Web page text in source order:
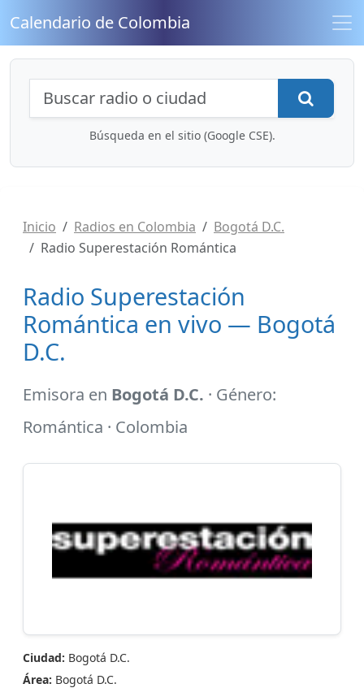
Calendario de Colombia
Búsqueda de radios y contenidos
Búsqueda en el sitio (Google CSE).
Inicio Radios en Colombia
Bogotá D.C.
Radio Superestación Romántica
Radio Superestación
Romántica en vivo — Bogotá
D.C.
Emisora en Bogotá D.C. · Género:
Romántica · Colombia
Ciudad: Bogotá D.C.
Área: Bogotá D.C.